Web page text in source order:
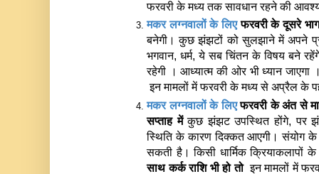
फरवरी के मध्य तक सावधान रहने की
मकर लग्नवालों के लिए फरवरी के दूसरे
बनेगी। कुछ झंझटों को सुलझाने में अपने
भगवान, धर्म, ये सब चिंतन के विषय बने
रहेगी । आध्यात्म की ओर भी ध्यान जाएगा
इन मामलों में फरवरी के मध्य से अप्रैल के
मकर लग्नवालों के लिए फरवरी के अंत से
सप्ताह में कुछ झंझट उपस्थित होंगे, पर
स्थिति के कारण दिक्कत आएगी। संयोग
सकती है। किसी धार्मिक क्रियाकलापों के
साथ कर्क राशि भी हो तो इन मामलों में